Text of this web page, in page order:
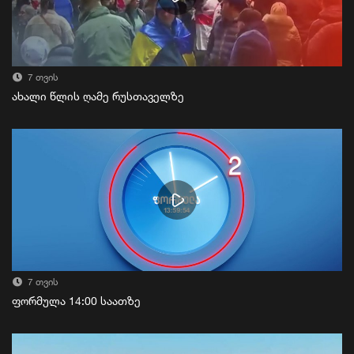
7 თვის
ახალი წლის ღამე რუსთაველზე
7 თვის
ფორმულა 14:00 საათზე